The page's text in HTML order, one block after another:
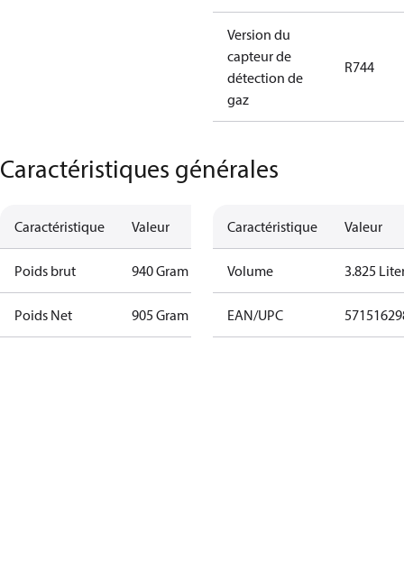
Version du
capteur de
détection de
gaz
R744
Caractéristiques générales
Caractéristique Valeur
Poids brut 940 Gram
Poids Net 905 Gram
Caractéristique Valeur
Volume 3.825
EAN/UPC